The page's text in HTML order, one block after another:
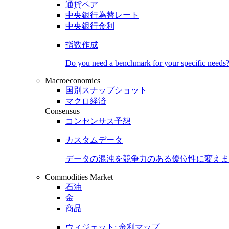
通貨ペア
中央銀行為替レート
中央銀行金利
指数作成
Do you need a benchmark for your specific needs?
Macroeconomics
国別スナップショット
マクロ経済
Consensus
コンセンサス予想
カスタムデータ
データの混沌を競争力のある優位性に変え
Commodities Market
石油
金
商品
ウィジェット: 金利マップ